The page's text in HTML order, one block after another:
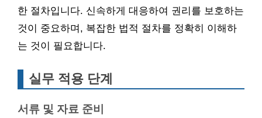
한 절차입니다. 신속하게 대응하여 권리를 보호하는
것이 중요하며, 복잡한 법적 절차를 정확히 이해하
는 것이 필요합니다.
실무 적용 단계
서류 및 자료 준비